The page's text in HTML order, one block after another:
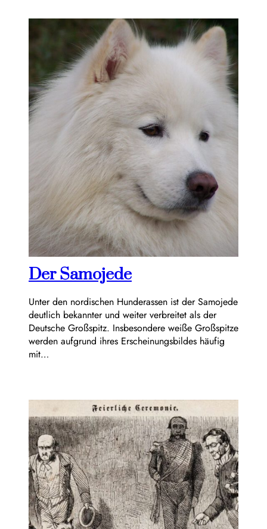
Der Samojede
Unter den nordischen Hunderassen ist der Samojede
deutlich bekannter und weiter verbreitet als der
Deutsche Großspitz. Insbesondere weiße Großspitze
werden aufgrund ihres Erscheinungsbildes häufig
mit…